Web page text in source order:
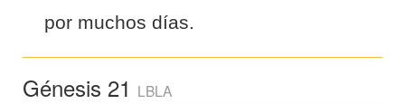
por muchos días.
Génesis 21 LBLA